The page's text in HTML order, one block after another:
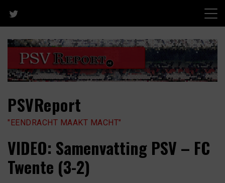
content
PSVReport
"EENDRACHT MAAKT MACHT"
VIDEO: Samenvatting PSV – FC
Twente (3-2)